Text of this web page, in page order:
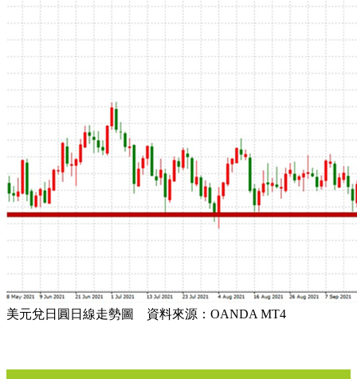
美元兌日圓日線走勢圖 資料來源：OANDA MT4